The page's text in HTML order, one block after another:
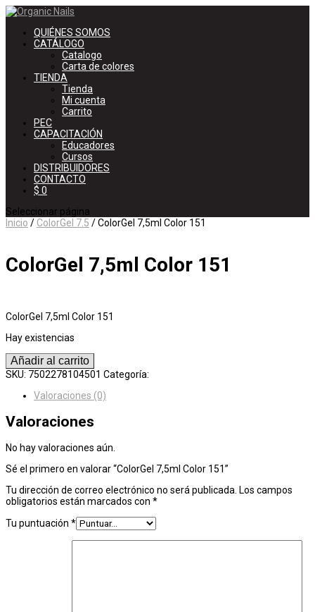
QUIÉNES SOMOS
CATÁLOGO
Catalogo
Carta de colores
TIENDA
Tienda
Mi cuenta
Carrito
PEC
CAPACITACIÓN
Educadores
Cursos
DISTRIBUIDORES
CONTACTO
$ 0
Seleccionar página
Inicio / ColorGel 7.5 / ColorGel 7,5ml Color 151
ColorGel 7,5ml Color 151
ColorGel 7,5ml Color 151
Hay existencias
ColorGel
7,5ml
Color
cantidad
Añadir al carrito
SKU: 7502278104501 Categoría:
Valoraciones (0)
Valoraciones
No hay valoraciones aún.
Sé el primero en valorar “ColorGel 7,5ml Color 151”
Tu dirección de correo electrónico no será publicada. Los campos
obligatorios están marcados con *
Tu puntuación *